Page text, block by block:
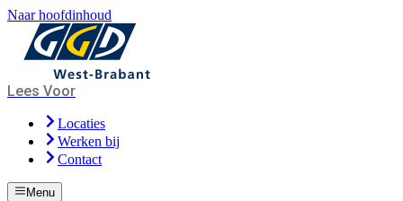
Naar hoofdinhoud
Lees Voor
Locaties
Werken bij
Contact
Menu